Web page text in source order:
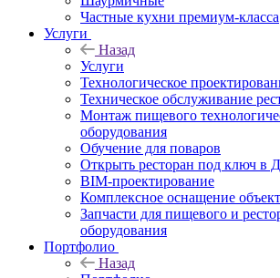
Частные кухни премиум-класса
Услуги
Назад
Услуги
Технологическое
Техническое обслуживание
Монтаж пищевого
оборудования
Обучение для поваров
Открыть ресторан под ключ в
BIM-проектирование
Комплексное оснащение
Запчасти для пищевого и
оборудования
Портфолио
Назад